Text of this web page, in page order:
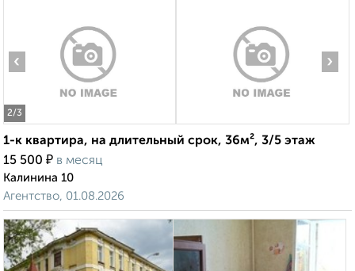
2/3
‹ ›
1-к квартира, на длительный срок, 36м², 3/5 этаж
15 500 ₽ в месяц
Калинина 10
Агентство, 01.08.2026